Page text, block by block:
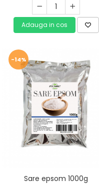
Adauga in cos
-14%
Sare epsom 1000g